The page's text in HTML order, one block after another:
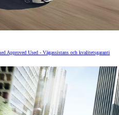
Approved Used - Vägassistans och kvalitetsgaranti